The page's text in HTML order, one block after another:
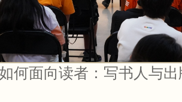
何面向读者：写书人与